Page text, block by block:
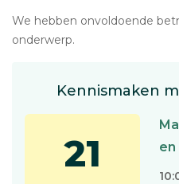
We hebben onvoldoende
onderwerp.
Kennismaken
21
en